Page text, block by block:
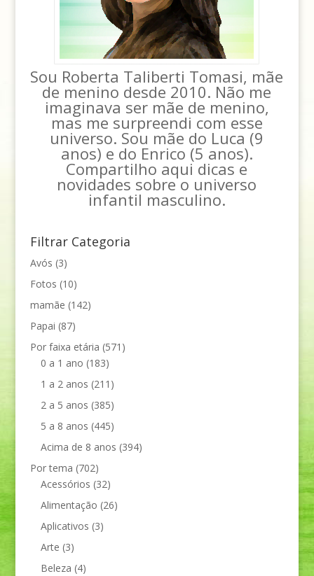
Sou Roberta Taliberti Tomasi, mãe
de menino desde 2010. Não me
imaginava ser mãe de menino,
mas me surpreendi com esse
universo. Sou mãe do Luca (9
anos) e do Enrico (5 anos).
Compartilho aqui dicas e
novidades sobre o universo
infantil masculino.
Filtrar Categoria
Avós (3)
Fotos (10)
mamãe (142)
Papai (87)
Por faixa etária (571)
0 a 1 ano (183)
1 a 2 anos (211)
2 a 5 anos (385)
5 a 8 anos (445)
Acima de 8 anos (394)
Por tema (702)
Acessórios (32)
Alimentação (26)
Aplicativos (3)
Arte (3)
Beleza (4)